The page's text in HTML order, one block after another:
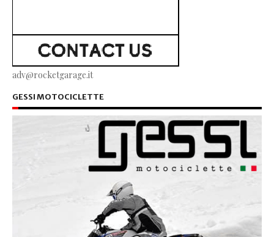
adv@rocketgarage.it
GESSI MOTOCICLETTE